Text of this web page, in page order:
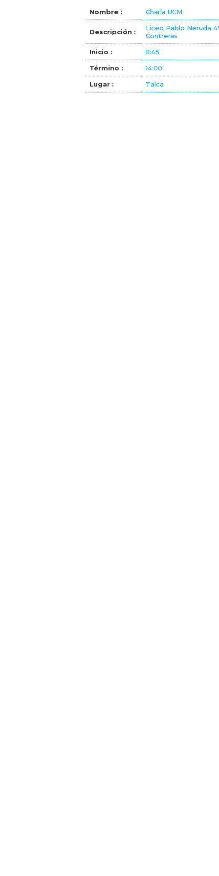
Nombre : Charla UCM
Descripción :
Liceo Pablo Neruda
Contreras
Inicio : 11:45
Término : 14:00
Lugar : Talca